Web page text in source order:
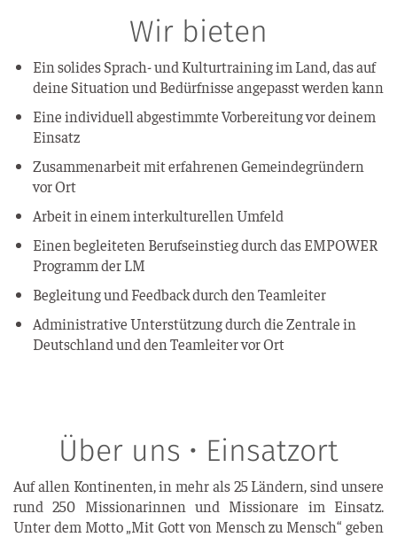
Wir bieten
Ein soli­des Sprach- und Kul­tur­trai­ning im Land, das auf
dei­ne Situa­ti­on und Bedürf­nis­se ange­passt wer­den kann
Eine indi­vi­du­ell abge­stimm­te Vor­be­rei­tung vor dei­nem
Einsatz
Zusam­men­ar­beit mit erfah­re­nen Gemein­de­grün­dern
vor Ort
Arbeit in einem inter­kul­tu­rel­len Umfeld
Einen beglei­te­ten Berufs­ein­stieg durch das EMPOWER
Pro­gramm der LM
Beglei­tung und Feed­back durch den Teamleiter
Admi­nis­tra­ti­ve Unter­stüt­zung durch die Zen­tra­le in
Deutsch­land und den Team­lei­ter vor Ort
Über uns • Einsatzort
Auf allen Kon­ti­nen­ten, in mehr als 25 Län­dern, sind unse­re
rund 250 Mis­sio­na­rin­nen und Mis­sio­na­re im Ein­satz.
Unter dem Mot­to „Mit Gott von Mensch zu Mensch“ geben